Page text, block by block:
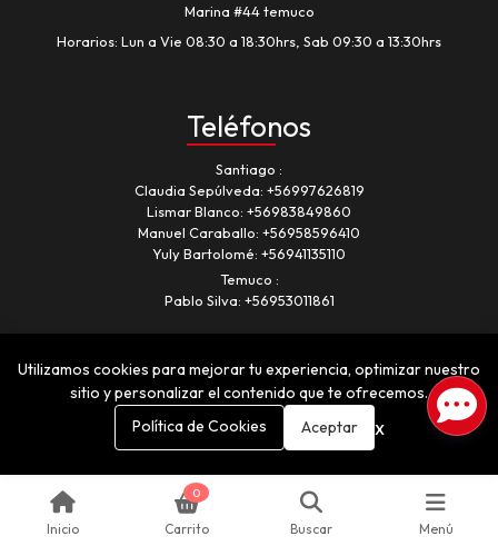
Marina #44 temuco
Horarios: Lun a Vie 08:30 a 18:30hrs, Sab 09:30 a 13:30hrs
Teléfonos
Santiago
Claudia Sepúlveda: +56997626819
Lismar Blanco: +56983849860
Manuel Caraballo: +56958596410
Yuly Bartolomé: +56941135110
Temuco
Pablo Silva: +56953011861
Romancia © 2026¿Te gusta mi tienda? Yo vendo con
Inicio
0
Carrito Buscar Menú
Utilizamos cookies para mejorar tu experiencia, optimizar nuestro
sitio y personalizar el contenido que te ofrecemos.
Política de Cookies
Aceptar x